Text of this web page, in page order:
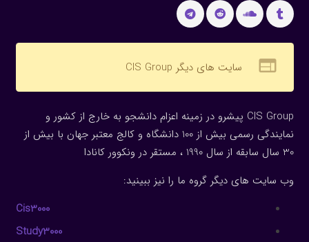
web سایت های دیگر CIS Group
CIS Group پیشرو در زمینه اعزام دانشجو به خارج از کشور و
نمایندگی رسمی بیش از 100 دانشگاه و کالج معتبر جهان با بیش از
30 سال سابقه از سال 1990 ، مستقر در ونکوور کانادا
وب سایت های دیگر گروه ما را نیز ببینید:
Cis3000
Study3000